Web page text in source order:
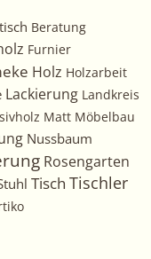
Beratung
Furnier
Holz Holzarbeit
Lackierung Landkreis
Matt Möbelbau
Nussbaum
Rosengarten
Tisch Tischler